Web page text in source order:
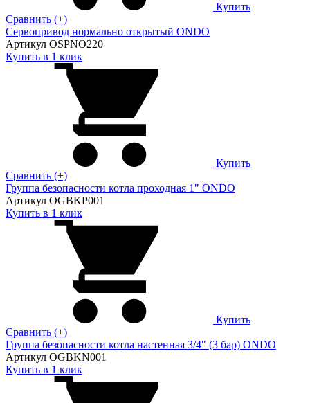
Купить
Сравнить (+)
Сервопривод нормально открытый ONDO
Артикул OSPNO220
Купить в 1 клик
Купить
Сравнить (+)
Группа безопасности котла проходная 1" ONDO
Артикул OGBKP001
Купить в 1 клик
Купить
Сравнить (+)
Группа безопасности котла настенная 3/4" (3 бар) ONDO
Артикул OGBKN001
Купить в 1 клик